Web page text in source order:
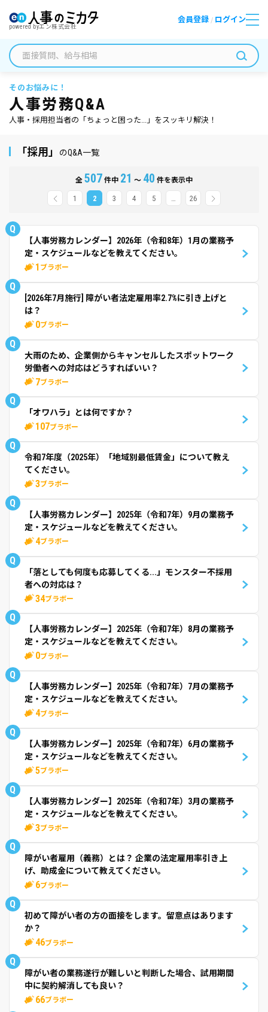
powered byエン株式会社
会員登録 / ログイン
そのお悩みに！
人事労務Q&A
人事・採用担当者の「ちょっと困った...」をスッキリ解決！
「採用」 のQ&A一覧
全 507 件中 21 ～ 40 件を表示中
1 2 3 4 5 … 26
Q
【人事労務カレンダー】2026年（令和8年）1月の業務予
定・スケジュールなどを教えてください。
1 ブラボー
Q
[2026年7月施行] 障がい者法定雇用率2.7%に引き上げと
は？
0ブラボー
Q
大雨のため、企業側からキャンセルしたスポットワーク
労働者への対応はどうすればいい？
7ブラボー
Q
「オワハラ」とは何ですか？
107ブラボー
Q
令和7年度（2025年）「地域別最低賃金」について教え
てください。
3ブラボー
Q
【人事労務カレンダー】2025年（令和7年）9月の業務予
定・スケジュールなどを教えてください。
4ブラボー
Q
「落としても何度も応募してくる...」モンスター不採用
者への対応は？
34ブラボー
Q
【人事労務カレンダー】2025年（令和7年）8月の業務予
定・スケジュールなどを教えてください。
0ブラボー
Q
【人事労務カレンダー】2025年（令和7年）7月の業務予
定・スケジュールなどを教えてください。
4ブラボー
Q
【人事労務カレンダー】2025年（令和7年）6月の業務予
定・スケジュールなどを教えてください。
5ブラボー
Q
【人事労務カレンダー】2025年（令和7年）3月の業務予
定・スケジュールなどを教えてください。
3ブラボー
Q
障がい者雇用（義務）とは？ 企業の法定雇用率引き上
げ、助成金について教えてください。
6ブラボー
Q
初めて障がい者の方の面接をします。留意点はあります
か？
46ブラボー
Q
障がい者の業務遂行が難しいと判断した場合、試用期間
中に契約解消しても良い？
66ブラボー